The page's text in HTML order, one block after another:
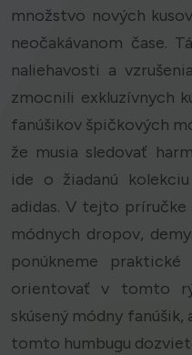
množstvo nových
neočakávanom čase.
naliehavosti a
zmocnili exkluzívnych
fanúšikov špičkových
že musia sledovať
ide o žiadanú
adidas. V tejto
módnych dropov,
ponúkneme
orientovať v tomto
skúsený módny fanúšik,
tomto humbugu